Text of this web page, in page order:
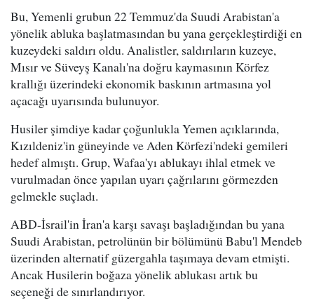
Bu, Yemenli grubun 22 Temmuz'da Suudi Arabistan'a
yönelik abluka başlatmasından bu yana gerçekleştirdiği en
kuzeydeki saldırı oldu. Analistler, saldırıların kuzeye,
Mısır ve Süveyş Kanalı'na doğru kaymasının Körfez
krallığı üzerindeki ekonomik baskının artmasına yol
açacağı uyarısında bulunuyor.
Husiler şimdiye kadar çoğunlukla Yemen açıklarında,
Kızıldeniz'in güneyinde ve Aden Körfezi'ndeki gemileri
hedef almıştı. Grup, Wafaa'yı ablukayı ihlal etmek ve
vurulmadan önce yapılan uyarı çağrılarını görmezden
gelmekle suçladı.
ABD-İsrail'in İran'a karşı savaşı başladığından bu yana
Suudi Arabistan, petrolünün bir bölümünü Babu'l Mendeb
üzerinden alternatif güzergahla taşımaya devam etmişti.
Ancak Husilerin boğaza yönelik ablukası artık bu
seçeneği de sınırlandırıyor.